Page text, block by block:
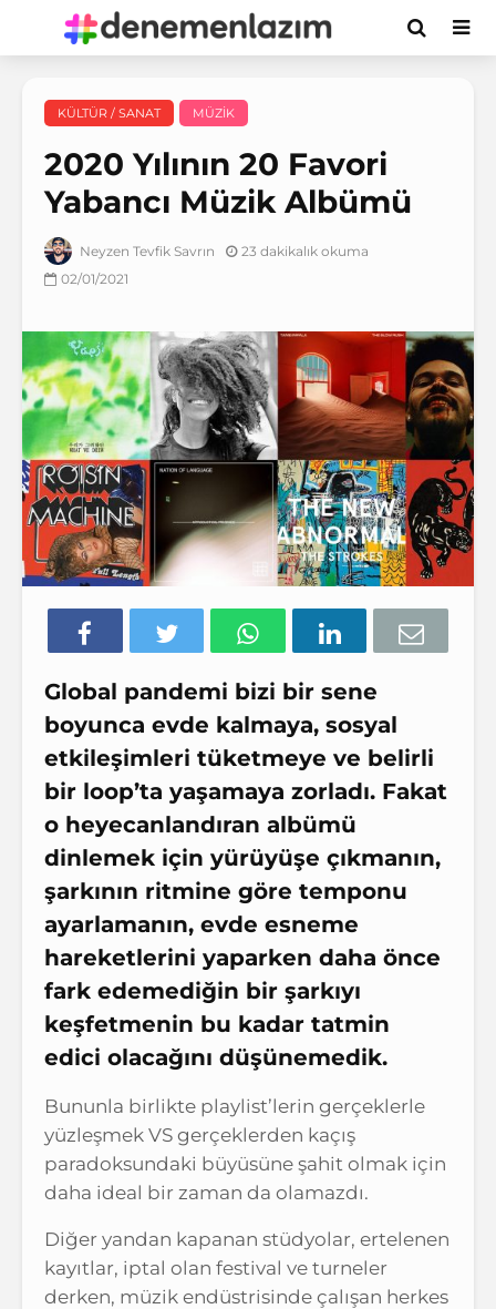
KÜLTÜR / SANAT MÜZIK
2020 Yılının 20 Favori
Yabancı Müzik Albümü
Neyzen Tevfik Savrın
23 dakikalık okuma
02/01/2021
Global pandemi bizi bir sene
boyunca evde kalmaya, sosyal
etkileşimleri tüketmeye ve belirli
bir loop’ta yaşamaya zorladı. Fakat
o heyecanlandıran albümü
dinlemek için yürüyüşe çıkmanın,
şarkının ritmine göre temponu
ayarlamanın, evde esneme
hareketlerini yaparken daha önce
fark edemediğin bir şarkıyı
keşfetmenin bu kadar tatmin
edici olacağını düşünemedik.
Bununla birlikte playlist’lerin gerçeklerle
yüzleşmek VS gerçeklerden kaçış
paradoksundaki büyüsüne şahit olmak için
daha ideal bir zaman da olamazdı.
Diğer yandan kapanan stüdyolar, ertelenen
kayıtlar, iptal olan festival ve turneler
derken, müzik endüstrisinde çalışan herkes